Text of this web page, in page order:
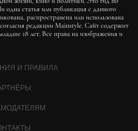
статья или публикация с данного
распространена или использована
редакции Mainstyle. Сайт содержит
18 лет. Все права на изображения и
И ПРАВИЛА